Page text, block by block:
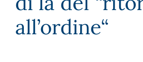
all’ordine“